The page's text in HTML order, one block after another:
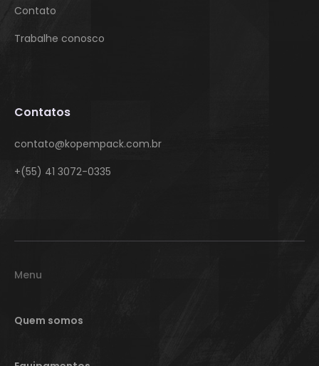
Contato
Trabalhe conosco
Contatos
contato@kopempack.com.br
+(55) 41 3072-0335
Menu
Quem somos